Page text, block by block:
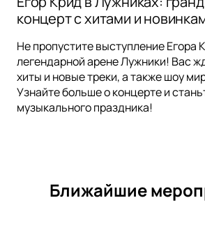
концерт с хитами и
Не пропустите выступление Егора
легендарной арене Лужники! Вас
хиты и новые треки, а также шоу
Узнайте больше о концерте и
музыкального праздника!
Ближайшие